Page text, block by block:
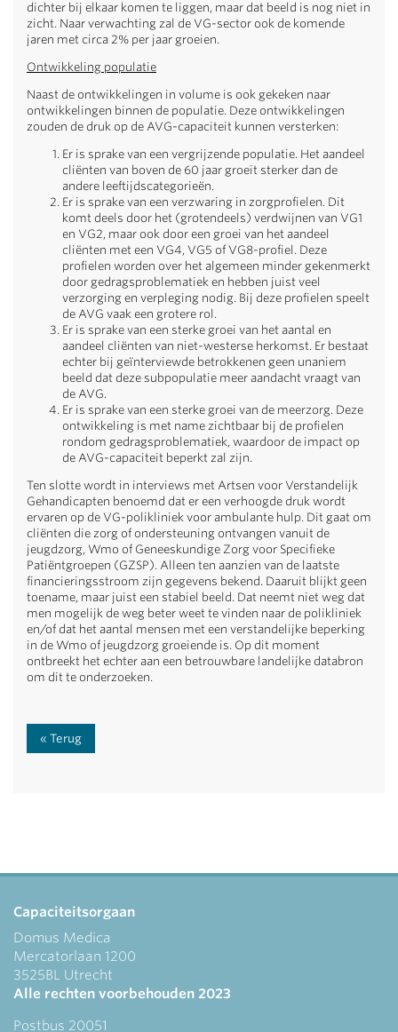
dichter bij elkaar komen te liggen, maar dat beeld is nog niet in
zicht. Naar verwachting zal de VG-sector ook de komende
jaren met circa 2% per jaar groeien.
Ontwikkeling populatie
Naast de ontwikkelingen in volume is ook gekeken naar
ontwikkelingen binnen de populatie. Deze ontwikkelingen
zouden de druk op de AVG-capaciteit kunnen versterken:
Er is sprake van een vergrijzende populatie. Het aandeel
cliënten van boven de 60 jaar groeit sterker dan de
andere leeftijdscategorieën.
Er is sprake van een verzwaring in zorgprofielen. Dit
komt deels door het (grotendeels) verdwijnen van VG1
en VG2, maar ook door een groei van het aandeel
cliënten met een VG4, VG5 of VG8-profiel. Deze
profielen worden over het algemeen minder gekenmerkt
door gedragsproblematiek en hebben juist veel
verzorging en verpleging nodig. Bij deze profielen speelt
de AVG vaak een grotere rol.
Er is sprake van een sterke groei van het aantal en
aandeel cliënten van niet-westerse herkomst. Er bestaat
echter bij geïnterviewde betrokkenen geen unaniem
beeld dat deze subpopulatie meer aandacht vraagt van
de AVG.
Er is sprake van een sterke groei van de meerzorg. Deze
ontwikkeling is met name zichtbaar bij de profielen
rondom gedragsproblematiek, waardoor de impact op
de AVG-capaciteit beperkt zal zijn.
Ten slotte wordt in interviews met Artsen voor Verstandelijk
Gehandicapten benoemd dat er een verhoogde druk wordt
ervaren op de VG-polikliniek voor ambulante hulp. Dit gaat om
cliënten die zorg of ondersteuning ontvangen vanuit de
jeugdzorg, Wmo of Geneeskundige Zorg voor Specifieke
Patiëntgroepen (GZSP). Alleen ten aanzien van de laatste
financieringsstroom zijn gegevens bekend. Daaruit blijkt geen
toename, maar juist een stabiel beeld. Dat neemt niet weg dat
men mogelijk de weg beter weet te vinden naar de polikliniek
en/of dat het aantal mensen met een verstandelijke beperking
in de Wmo of jeugdzorg groeiende is. Op dit moment
ontbreekt het echter aan een betrouwbare landelijke databron
om dit te onderzoeken.
Terug
Capaciteitsorgaan
Domus Medica
Mercatorlaan 1200
3525BL Utrecht
Alle rechten voorbehouden 2023
Postbus 20051